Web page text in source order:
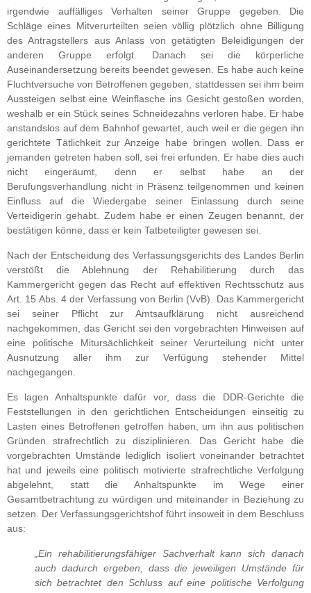
irgendwie auffälliges Verhalten seiner Gruppe gegeben. Die
Schläge eines Mitverurteilten seien völlig plötzlich ohne Billigung
des Antragstellers aus Anlass von getätigten Beleidigungen der
anderen Gruppe erfolgt. Danach sei die körperliche
Auseinandersetzung bereits beendet gewesen. Es habe auch keine
Fluchtversuche von Betroffenen gegeben, stattdessen sei ihm beim
Aussteigen selbst eine Weinflasche ins Gesicht gestoßen worden,
weshalb er ein Stück seines Schneidezahns verloren habe. Er habe
anstandslos auf dem Bahnhof gewartet, auch weil er die gegen ihn
gerichtete Tätlichkeit zur Anzeige habe bringen wollen. Dass er
jemanden getreten haben soll, sei frei erfunden. Er habe dies auch
nicht eingeräumt, denn er selbst habe an der
Berufungsverhandlung nicht in Präsenz teilgenommen und keinen
Einfluss auf die Wiedergabe seiner Einlassung durch seine
Verteidigerin gehabt. Zudem habe er einen Zeugen benannt, der
bestätigen könne, dass er kein Tatbeteiligter gewesen sei.
Nach der Entscheidung des Verfassungsgerichts des Landes Berlin
verstößt die Ablehnung der Rehabilitierung durch das
Kammergericht gegen das Recht auf effektiven Rechtsschutz aus
Art. 15 Abs. 4 der Verfassung von Berlin (VvB). Das Kammergericht
sei seiner Pflicht zur Amtsaufklärung nicht ausreichend
nachgekommen, das Gericht sei den vorgebrachten Hinweisen auf
eine politische Mitursächlichkeit seiner Verurteilung nicht unter
Ausnutzung aller ihm zur Verfügung stehender Mittel
nachgegangen.
Es lagen Anhaltspunkte dafür vor, dass die DDR-Gerichte die
Feststellungen in den gerichtlichen Entscheidungen einseitig zu
Lasten eines Betroffenen getroffen haben, um ihn aus politischen
Gründen strafrechtlich zu disziplinieren. Das Gericht habe die
vorgebrachten Umstände lediglich isoliert voneinander betrachtet
hat und jeweils eine politisch motivierte strafrechtliche Verfolgung
abgelehnt, statt die Anhaltspunkte im Wege einer
Gesamtbetrachtung zu würdigen und miteinander in Beziehung zu
setzen. Der Verfassungsgerichtshof führt insoweit in dem Beschluss
aus:
„Ein rehabilitierungsfähiger Sachverhalt kann sich danach
auch dadurch ergeben, dass die jeweiligen Umstände für
sich betrachtet den Schluss auf eine politische Verfolgung